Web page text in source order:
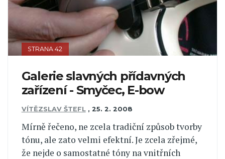
STRANA 42
Galerie slavných přídavných
zařízení - Smyčec, E-bow
VÍTĚZSLAV ŠTEFL , 25. 2. 2008
Mírně řečeno, ne zcela tradiční způsob tvorby
tónu, ale zato velmi efektní. Je zcela zřejmé,
že nejde o samostatné tóny na vnitřních